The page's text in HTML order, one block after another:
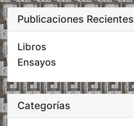
Publicaciones Recientes
Libros
Ensayos
Categorías